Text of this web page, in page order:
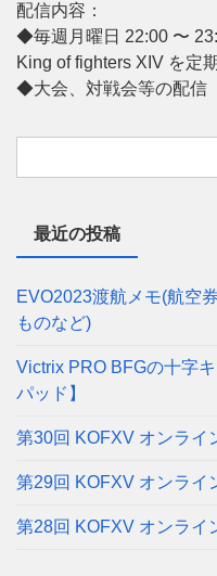
配信内容：
◆毎週月曜日 22:00 〜
King of fighters XIV を定
◆大会、対戦会等の配信
最近の投稿
EVO2023渡航メモ(航空
ものなど)
Victrix PRO BFGの十字
パッド】
第30回 KOFXV オンラ
第29回 KOFXV オンラ
第28回 KOFXV オンラ